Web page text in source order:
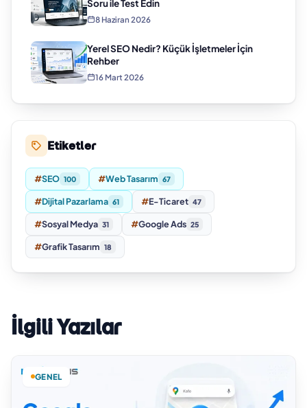
Soru ile Test Edin
8 Haziran 2026
Yerel SEO Nedir? Küçük İşletmeler İçin
Rehber
16 Mart 2026
Etiketler
#SEO 100 #Web Tasarım 67
#Dijital Pazarlama 61 #E-Ticaret 47
#Sosyal Medya 31 #Google Ads 25
#Grafik Tasarım 18
İlgili Yazılar
GENEL